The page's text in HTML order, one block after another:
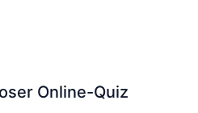
Online-Quiz